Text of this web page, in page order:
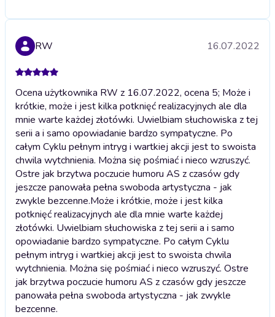
RW 16.07.2022
Ocena użytkownika RW z 16.07.2022, ocena 5; Może i
krótkie, może i jest kilka potknięć realizacyjnych ale dla
mnie warte każdej złotówki. Uwielbiam słuchowiska z tej
serii a i samo opowiadanie bardzo sympatyczne. Po
całym Cyklu pełnym intryg i wartkiej akcji jest to swoista
chwila wytchnienia. Można się pośmiać i nieco wzruszyć.
Ostre jak brzytwa poczucie humoru AS z czasów gdy
jeszcze panowała pełna swoboda artystyczna - jak
zwykle bezcenne.Może i krótkie, może i jest kilka
potknięć realizacyjnych ale dla mnie warte każdej
złotówki. Uwielbiam słuchowiska z tej serii a i samo
opowiadanie bardzo sympatyczne. Po całym Cyklu
pełnym intryg i wartkiej akcji jest to swoista chwila
wytchnienia. Można się pośmiać i nieco wzruszyć. Ostre
jak brzytwa poczucie humoru AS z czasów gdy jeszcze
panowała pełna swoboda artystyczna - jak zwykle
bezcenne.